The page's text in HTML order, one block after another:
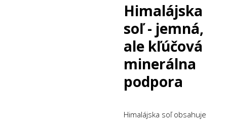
Himalájska
soľ - jemná,
ale kľúčová
minerálna
podpora
Himalájska soľ obsahuje